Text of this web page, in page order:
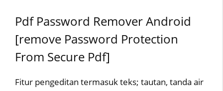
Pdf Password Remover Android
[remove Password Protection
From Secure Pdf]
Fitur pengeditan termasuk teks; tautan, tanda air